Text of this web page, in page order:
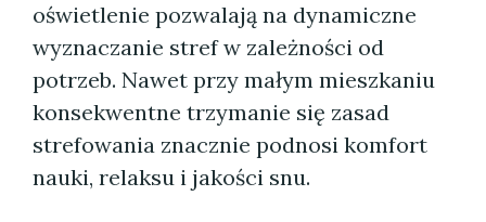
oświetlenie pozwalają na dynamiczne
wyznaczanie stref w zależności od
potrzeb. Nawet przy małym mieszkaniu
konsekwentne trzymanie się zasad
strefowania znacznie podnosi komfort
nauki, relaksu i jakości snu.